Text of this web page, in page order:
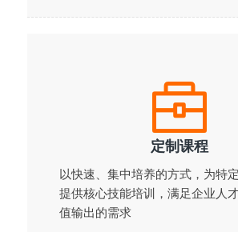
定制课程
以快速、集中培养的方式，为特
提供核心技能培训，满足企业人
值输出的需求